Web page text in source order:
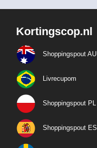
Kortingscop.nl
Shoppingspout AU
Livrecupom
Shoppingspout PL
Shoppingspout ES